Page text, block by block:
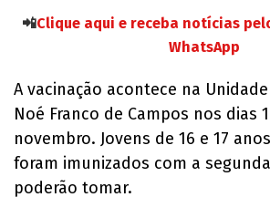
📲Clique aqui e receba notícias
WhatsApp
A vacinação acontece na
Noé Franco de Campos nos dias
novembro. Jovens de 16 e 17
foram imunizados com a
poderão tomar.